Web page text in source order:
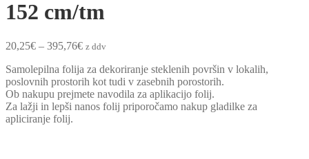
152 cm/tm
20,25€ – 395,76€Cenovni
od
20,25€
do
395,76€
z ddv
Samolepilna folija za dekoriranje steklenih površin v lokalih,
poslovnih prostorih kot tudi v zasebnih porostorih.
Ob nakupu prejmete navodila za aplikacijo folij.
Za lažji in lepši nanos folij priporočamo nakup gladilke za
apliciranje folij.